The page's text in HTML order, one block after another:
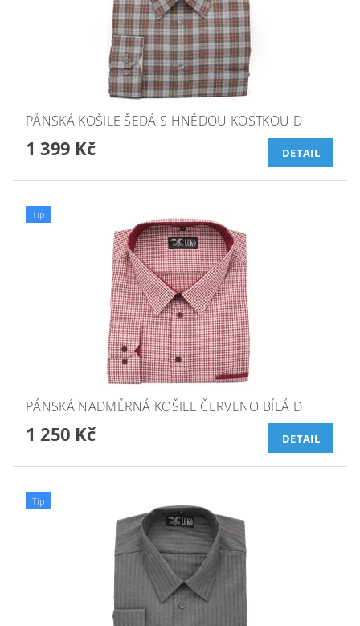
PÁNSKÁ KOŠILE ŠEDÁ S HNĚDOU KOSTKOU D
1 399 Kč DETAIL
Tip
PÁNSKÁ NADMĚRNÁ KOŠILE ČERVENO BÍLÁ D
1 250 Kč DETAIL
Tip